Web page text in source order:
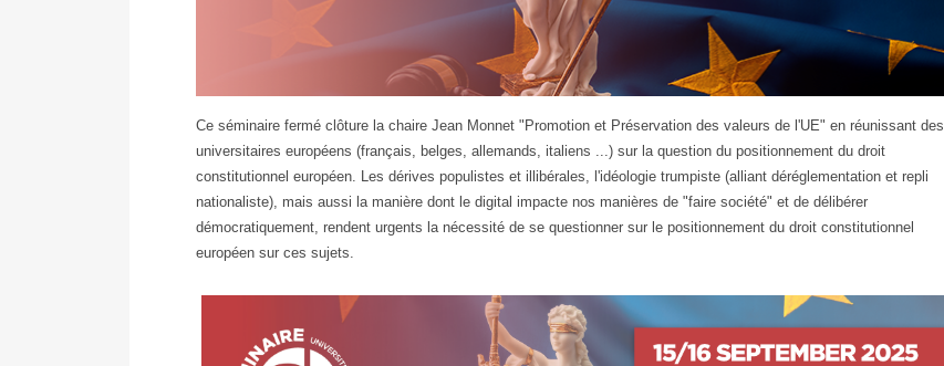
Ce séminaire fermé clôture la chaire Jean Monnet "Promotion et Préservation des valeurs de l'UE" en réunissant des
universitaires européens (français, belges, allemands, italiens ...) sur la question du positionnement du droit
constitutionnel européen. Les dérives populistes et illibérales, l'idéologie trumpiste (alliant déréglementation et repli
nationaliste), mais aussi la manière dont le digital impacte nos manières de "faire société" et de délibérer
démocratiquement, rendent urgents la nécessité de se questionner sur le positionnement du droit constitutionnel
européen sur ces sujets.